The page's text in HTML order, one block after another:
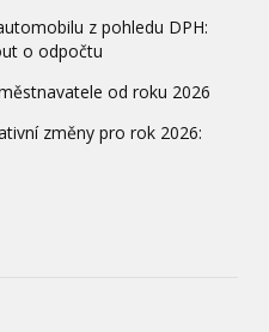
z pohledu DPH:
o odpočtu
od roku 2026
změny pro rok 2026: